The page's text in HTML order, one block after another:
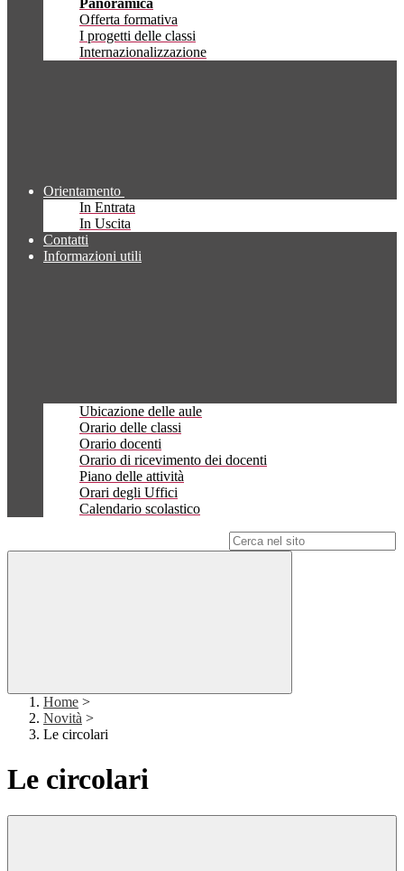
Panoramica
Offerta formativa
I progetti delle classi
Internazionalizzazione
Orientamento
In Entrata
In Uscita
Contatti
Informazioni utili
Ubicazione delle aule
Orario delle classi
Orario docenti
Orario di ricevimento dei docenti
Piano delle attività
Orari degli Uffici
Calendario scolastico
Home >
Novità >
Le circolari
Le circolari